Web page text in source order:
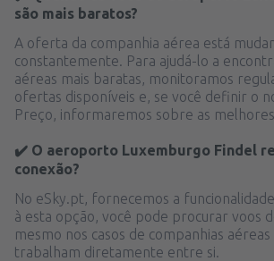
são mais baratos?
A oferta da companhia aérea está
constantemente. Para ajudá-lo a
aéreas mais baratas, monitoramos
ofertas disponíveis e, se você definir o
Preço, informaremos sobre as
✔️ O aeroporto Luxemburgo Findel
conexão?
No eSky.pt, fornecemos a
à esta opção, você pode procurar voos
mesmo nos casos de companhias aéreas
trabalham diretamente entre si.